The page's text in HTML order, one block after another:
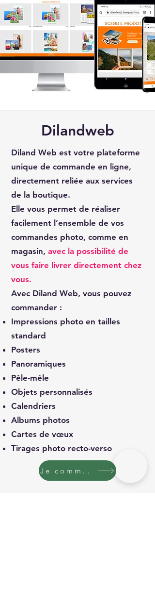
Dilandweb
Diland Web est votre plateforme
unique de commande en ligne,
directement reliée aux services
de la boutique.
Elle vous permet de réaliser
facilement l’ensemble de vos
commandes photo, comme en
magasin, avec la possibilité de
vous faire livrer directement chez
vous.
Avec Diland Web, vous pouvez
commander :
Impressions photo en tailles
standard
Posters
Panoramiques
Pêle-mêle
Objets personnalisés
Calendriers
Albums photos
Cartes de vœux
Tirages photo recto-verso
Je commande